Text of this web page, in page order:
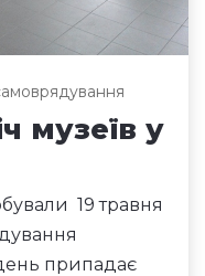
музеїв у
19 травня
припадає